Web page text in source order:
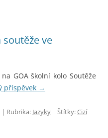
ve
GOA školní kolo Soutěže
příspěvek →
| Rubrika: Jazyky | Štítky:Cizí